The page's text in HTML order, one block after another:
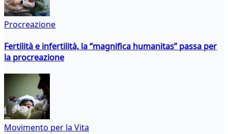
Procreazione
Fertilità e infertilità, la “magnifica humanitas” passa per
la procreazione
Movimento per la Vita